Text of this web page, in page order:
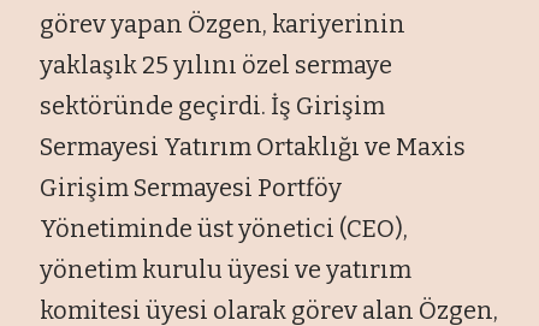
görev yapan Özgen, kariyerinin
yaklaşık 25 yılını özel sermaye
sektöründe geçirdi. İş Girişim
Sermayesi Yatırım Ortaklığı ve Maxis
Girişim Sermayesi Portföy
Yönetiminde üst yönetici (CEO),
yönetim kurulu üyesi ve yatırım
komitesi üyesi olarak görev alan Özgen,